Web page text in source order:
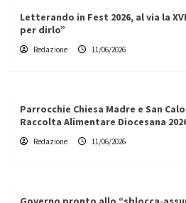
Letterando in Fest 2026, al via la
per dirlo”
Redazione 11/06/2026
Parrocchie Chiesa Madre e San
Raccolta Alimentare Diocesana
Redazione 11/06/2026